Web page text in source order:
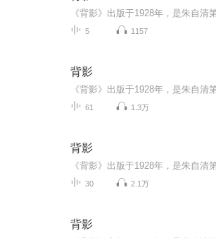
5 1157
背影
61 1.3万
背影
30 2.1万
背影